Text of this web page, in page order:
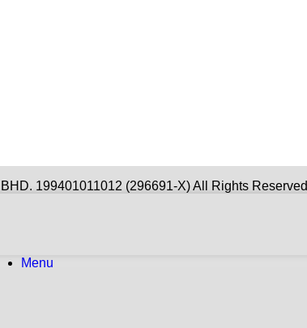
199401011012 (296691-X) All Rights Reserved
Menu